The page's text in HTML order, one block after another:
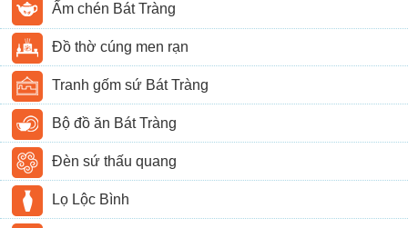
Ấm chén Bát Tràng
Đồ thờ cúng men rạn
Tranh gốm sứ Bát Tràng
Bộ đồ ăn Bát Tràng
Đèn sứ thấu quang
Lọ Lộc Bình